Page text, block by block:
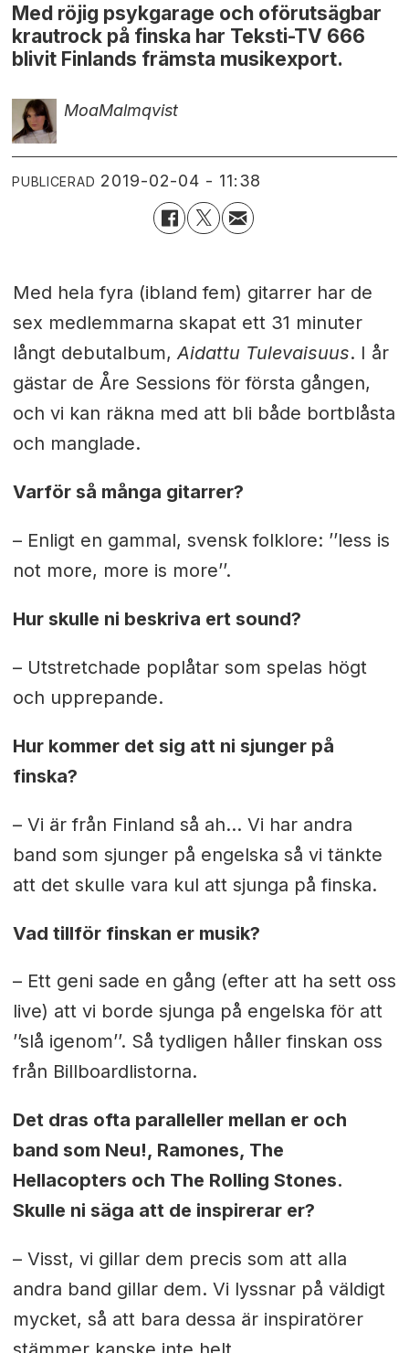
Med röjig psykgarage och oförutsägbar
krautrock på finska har Teksti-TV 666
blivit Finlands främsta musikexport.
MoaMalmqvist
PUBLICERAD 2019-02-04 - 11:38
Med hela fyra (ibland fem) gitarrer har de
sex medlemmarna skapat ett 31 minuter
långt debutalbum,Aidattu Tulevaisuus. I år
gästar de Åre Sessions för första gången,
och vi kan räkna med att bli både bortblåsta
och manglade.
Varför så många gitarrer?
– Enligt en gammal, svensk folklore: ’’less is
not more, more is more’’.
Hur skulle ni beskriva ert sound?
– Utstretchade poplåtar som spelas högt
och upprepande.
Hur kommer det sig att ni sjunger på
finska?
– Vi är från Finland så ah… Vi har andra
band som sjunger på engelska så vi tänkte
att det skulle vara kul att sjunga på finska.
Vad tillför finskan er musik?
– Ett geni sade en gång (efter att ha sett oss
live) att vi borde sjunga på engelska för att
’’slå igenom’’. Så tydligen håller finskan oss
från Billboardlistorna.
Det dras ofta paralleller mellan er och
band som Neu!, Ramones, The
Hellacopters och The Rolling Stones.
Skulle ni säga att de inspirerar er?
– Visst, vi gillar dem precis som att alla
andra band gillar dem. Vi lyssnar på väldigt
mycket, så att bara dessa är inspiratörer